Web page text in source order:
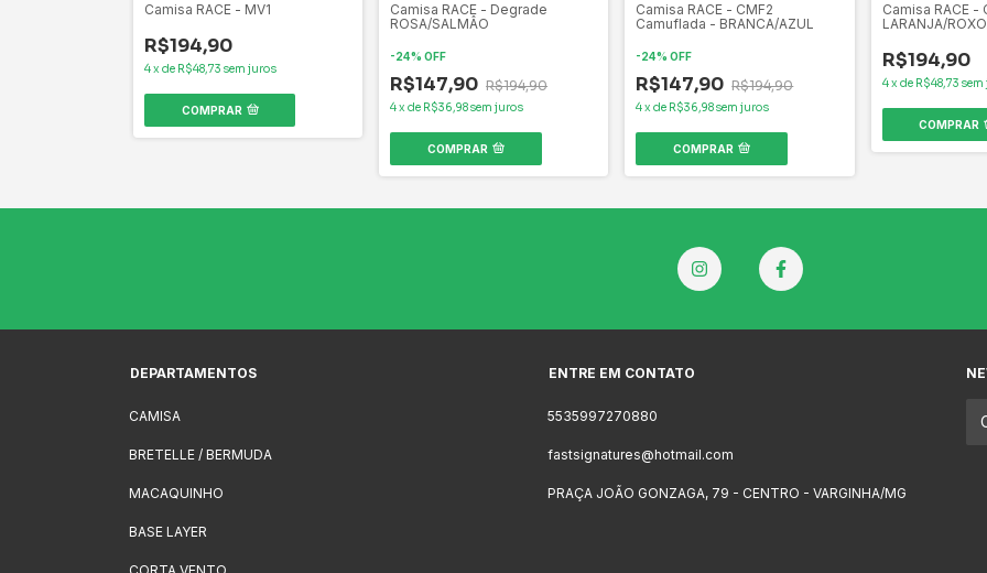
Camisa RACE - MV1
R$194,90
4x de R$48,73 sem juros
COMPRAR
Camisa RACE - Degrade
ROSA/SALMÂO
-24%OFF
R$147,90 R$194,90
4xde R$36,98sem juros
COMPRAR
Camisa RACE - CMF2
Camuflada - BRANCA/AZUL
-24%OFF
R$147,90 R$194,90
4xde R$36,98sem juros
COMPRAR
Camisa RACE -
LARANJA/
R$194,90
4x de R$48,73 sem
COMPRAR
DEPARTAMENTOS
CAMISA
BRETELLE / BERMUDA
MACAQUINHO
BASE LAYER
ENTRE EM CONTATO
5535997270880
fastsignatures@hotmail.com
PRAÇA JOÃO GONZAGA, 79 - CENTRO - VARGINHA/MG